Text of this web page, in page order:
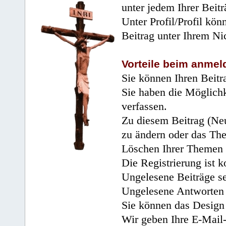
unter jedem Ihrer
Unter Profil/Profil
Beitrag unter Ihrem
Vorteile beim
Sie können Ihren
Sie haben die
verfassen.
Zu diesem Beitrag
zu ändern oder das
Löschen Ihrer
Die Registrierung ist
Ungelesene Beiträge
Ungelesene
Sie können das
Wir geben Ihre E-